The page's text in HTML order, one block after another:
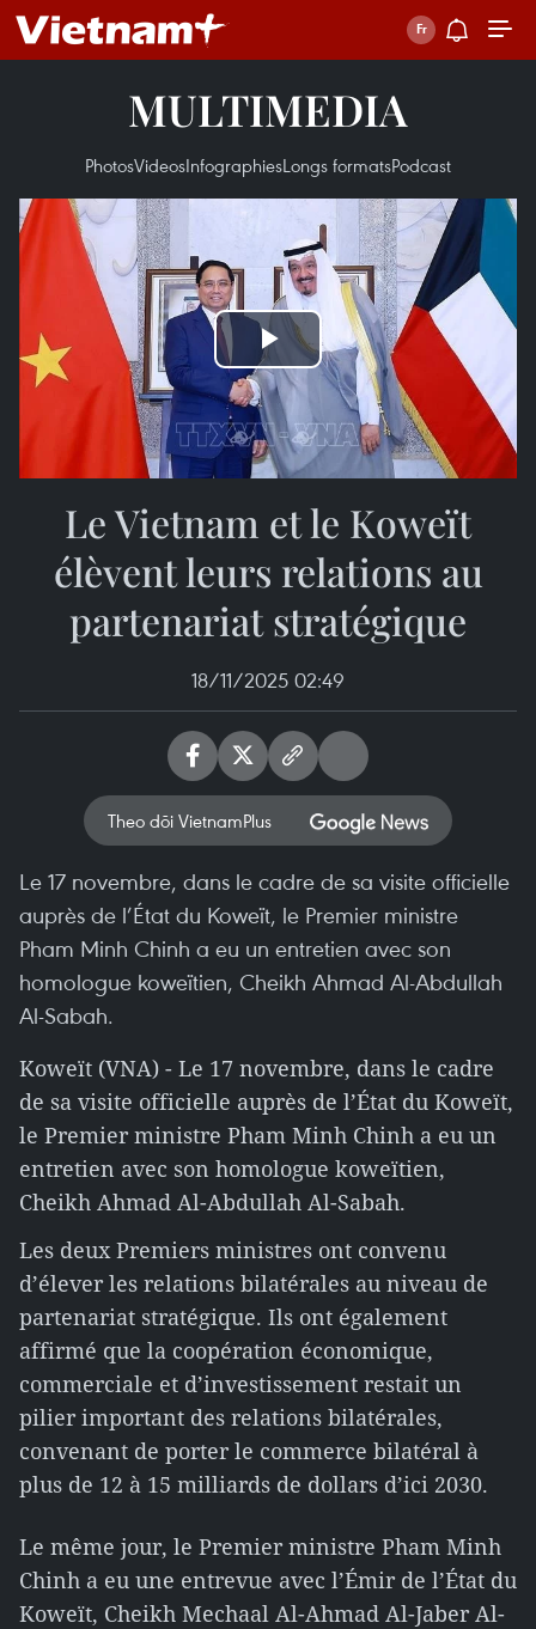
MULTIMEDIA
PhotosVideosInfographiesLongs formatsPodcast
Play
Video
Le Vietnam et le Koweït
élèvent leurs relations au
partenariat stratégique
18/11/2025 02:49
Theo dõi VietnamPlus
Le 17 novembre, dans le cadre de sa visite officielle
auprès de l’État du Koweït, le Premier ministre
Pham Minh Chinh a eu un entretien avec son
homologue koweïtien, Cheikh Ahmad Al-Abdullah
Al-Sabah.
Koweït (VNA) - Le 17 novembre, dans le cadre
de sa visite officielle auprès de l’État du Koweït,
le Premier ministre Pham Minh Chinh a eu un
entretien avec son homologue koweïtien,
Cheikh Ahmad Al-Abdullah Al-Sabah.
Les deux Premiers ministres ont convenu
d’élever les relations bilatérales au niveau de
partenariat stratégique. Ils ont également
affirmé que la coopération économique,
commerciale et d’investissement restait un
pilier important des relations bilatérales,
convenant de porter le commerce bilatéral à
plus de 12 à 15 milliards de dollars d’ici 2030.
Le même jour, le Premier ministre Pham Minh
Chinh a eu une entrevue avec l’Émir de l’État du
Koweït, Cheikh Mechaal Al-Ahmad Al-Jaber Al-